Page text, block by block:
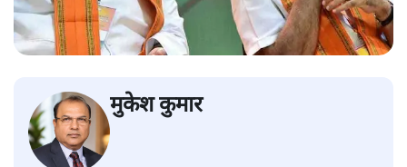
मुकेश कुमार